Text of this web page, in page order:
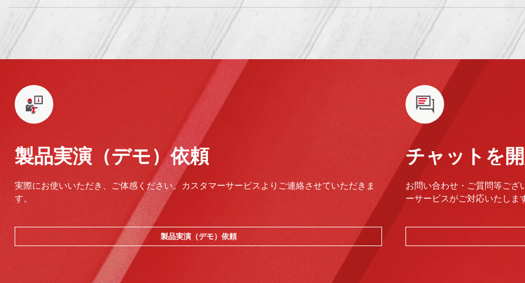
製品実演（デモ）依頼
実際にお使いいただき、ご体感ください。カスタマーサービスよりご連絡させていただきま
す。
製品実演（デモ）依頼
チャットを
お問い合わせ・ご質問等ござ
ーサービスがご対応いたしま